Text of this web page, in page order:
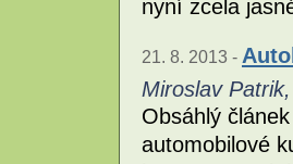
nyní zcela
21. 8. 2013 -
Miroslav
Obsáhlý
automobilové